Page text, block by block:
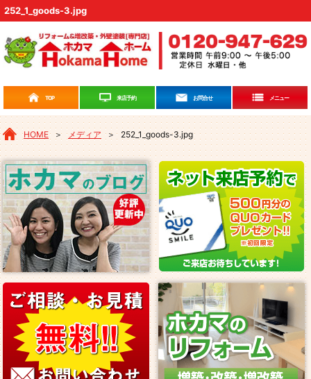
252_1_goods-3.jpg
TOP 来店予約 お問合せ メニュー
HOME ＞ メディア ＞ 252_1_goods-3.jpg